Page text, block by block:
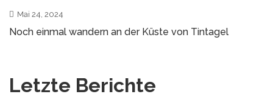
Mai 24, 2024
Noch einmal wandern an der Küste von Tintagel
Letzte Berichte